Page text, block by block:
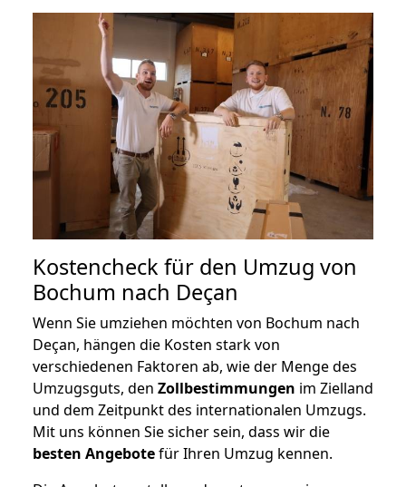
Kostencheck für den Umzug von
Bochum nach Deçan
Wenn Sie umziehen möchten von Bochum nach
Deçan, hängen die Kosten stark von
verschiedenen Faktoren ab, wie der Menge des
Umzugsguts, den Zollbestimmungen im Zielland
und dem Zeitpunkt des internationalen Umzugs.
Mit uns können Sie sicher sein, dass wir die
besten Angebotefür Ihren Umzug kennen.